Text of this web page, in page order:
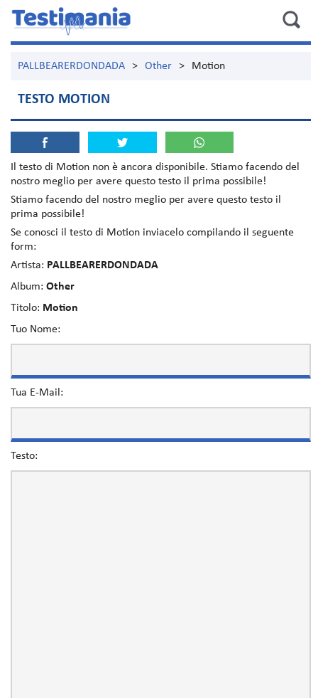
PALLBEARERDONDADA > Other > Motion
TESTO MOTION
Il testo di Motion non è ancora disponibile. Stiamo facendo del
nostro meglio per avere questo testo il prima possibile!
Stiamo facendo del nostro meglio per avere questo testo il
prima possibile!
Se conosci il testo di Motion inviacelo compilando il seguente
form:
Artista: PALLBEARERDONDADA
Album: Other
Titolo: Motion
Tuo Nome:
Tua E-Mail:
Testo: